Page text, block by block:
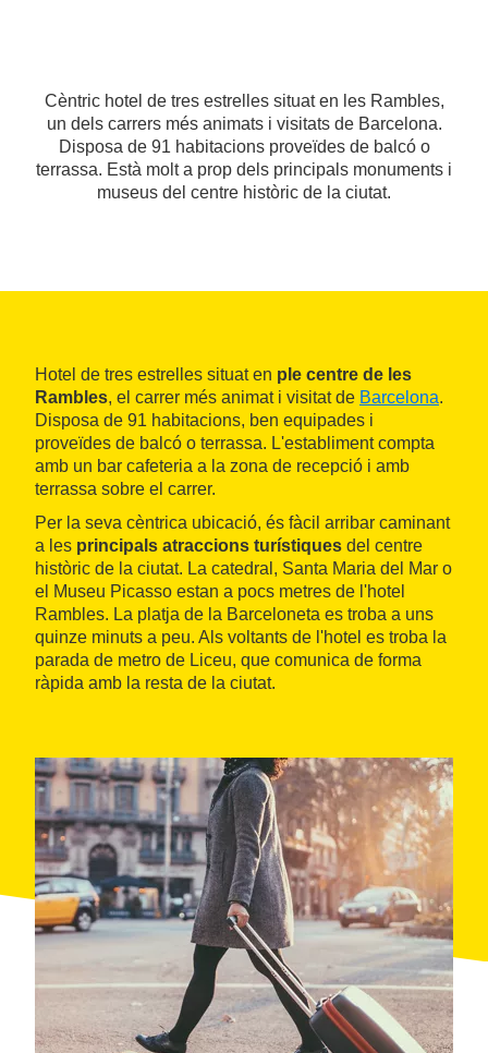
Cèntric hotel de tres estrelles situat en les Rambles,
un dels carrers més animats i visitats de Barcelona.
Disposa de 91 habitacions proveïdes de balcó o
terrassa. Està molt a prop dels principals monuments i
museus del centre històric de la ciutat.
Hotel de tres estrelles situat en ple centre de les
Rambles, el carrer més animat i visitat de Barcelona.
Disposa de 91 habitacions, ben equipades i
proveïdes de balcó o terrassa. L'establiment compta
amb un bar cafeteria a la zona de recepció i amb
terrassa sobre el carrer.
Per la seva cèntrica ubicació, és fàcil arribar caminant
a les principals atraccions turístiques del centre
històric de la ciutat. La catedral, Santa Maria del Mar o
el Museu Picasso estan a pocs metres de l'hotel
Rambles. La platja de la Barceloneta es troba a uns
quinze minuts a peu. Als voltants de l'hotel es troba la
parada de metro de Liceu, que comunica de forma
ràpida amb la resta de la ciutat.